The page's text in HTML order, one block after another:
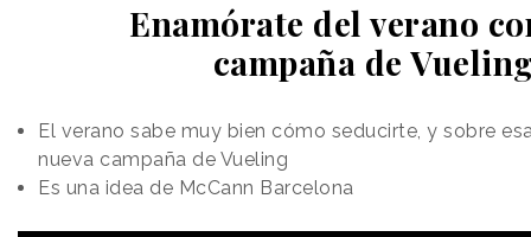
Enamórate del verano
campaña de
El verano sabe muy bien cómo seducirte, y sobre
nueva campaña de Vueling
Es una idea de McCann Barcelona